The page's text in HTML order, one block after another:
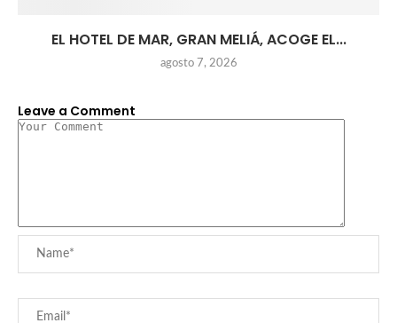
EL HOTEL DE MAR, GRAN MELIÁ, ACOGE EL...
agosto 7, 2026
Leave a Comment